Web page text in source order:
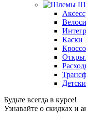
Каски
Будьте всегда в курсе!
Узнавайте о скидках и